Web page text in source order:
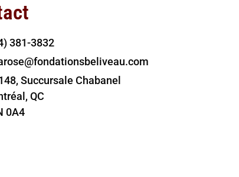
381-3832
Succursale Chabanel
QC
0A4